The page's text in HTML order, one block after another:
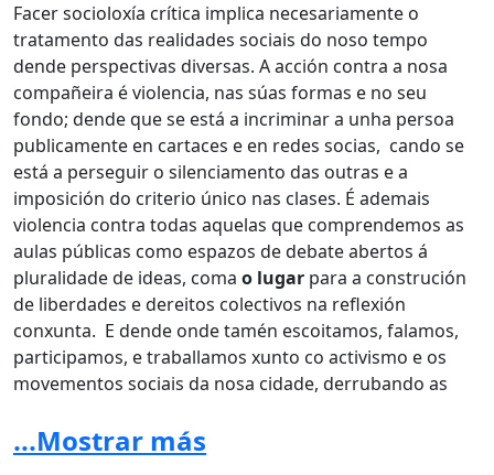
Facer socioloxía crítica implica necesariamente o
tratamento das realidades sociais do noso tempo
dende perspectivas diversas. A acción contra a nosa
compañeira é violencia, nas súas formas e no seu
fondo; dende que se está a incriminar a unha persoa
publicamente en cartaces e en redes socias, cando se
está a perseguir o silenciamento das outras e a
imposición do criterio único nas clases. É ademais
violencia contra todas aquelas que comprendemos as
aulas públicas como espazos de debate abertos á
pluralidade de ideas, coma o lugar para a construción
de liberdades e dereitos colectivos na reflexión
conxunta. E dende onde tamén escoitamos, falamos,
participamos, e traballamos xunto co activismo e os
movementos sociais da nosa cidade, derrubando as
Compañeiras, non nos enganemos de inimigo. Estamos
...Mostrar más